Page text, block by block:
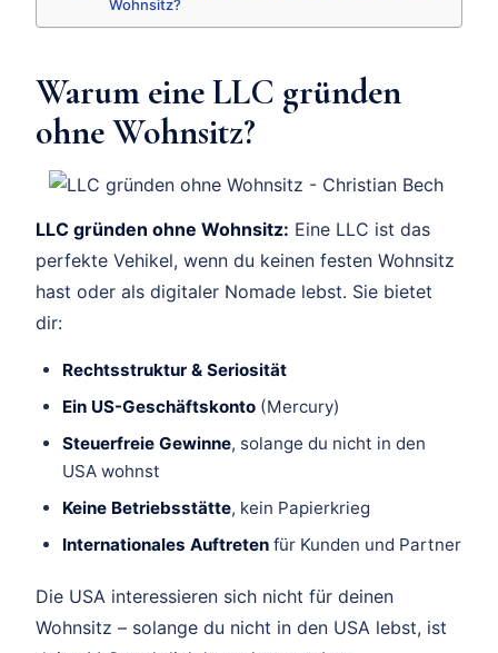
Wohnsitz?
Warum eine LLC gründen
ohne Wohnsitz?
LLC gründen ohne Wohnsitz: Eine LLC ist das
perfekte Vehikel, wenn du keinen festen Wohnsitz
hast oder als digitaler Nomade lebst. Sie bietet
dir:
Rechtsstruktur & Seriosität
Ein US-Geschäftskonto (Mercury)
Steuerfreie Gewinne, solange du nicht in den
USA wohnst
Keine Betriebsstätte, kein Papierkrieg
Internationales Auftreten für Kunden und Partner
Die USA interessieren sich nicht für deinen
Wohnsitz – solange du nicht in den USA lebst, ist